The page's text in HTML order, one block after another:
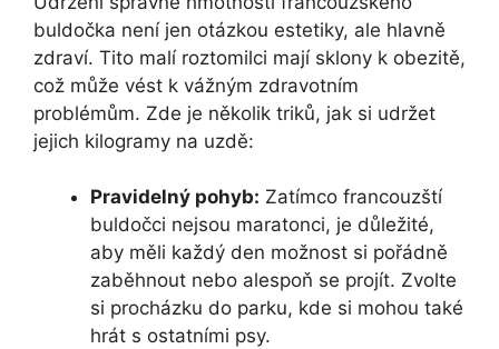
‍buldočka není​ jen otázkou estetiky, ale hlavně
zdraví.⁤ Tito malí ‍roztomilci mají sklony k obezitě,
což může vést k vážným zdravotním
‍problémům. Zde‌ je několik triků, ‍jak si udržet
jejich kilogramy na uzdě:
Pravidelný ⁣pohyb: Zatímco francouzští
buldočci nejsou⁣ maratonci, je důležité,
⁣aby měli každý den možnost si pořádně ​
zaběhnout nebo alespoň se⁣ projít.⁢ Zvolte
si ⁣procházku do parku, kde si mohou také
hrát​ s ostatními psy.